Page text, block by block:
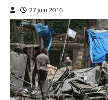
27 juin 2016